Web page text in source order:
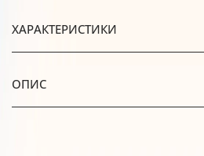
ХАРАКТЕРИСТИКИ
ОПИС